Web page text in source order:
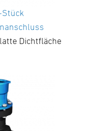
Dichtfläche